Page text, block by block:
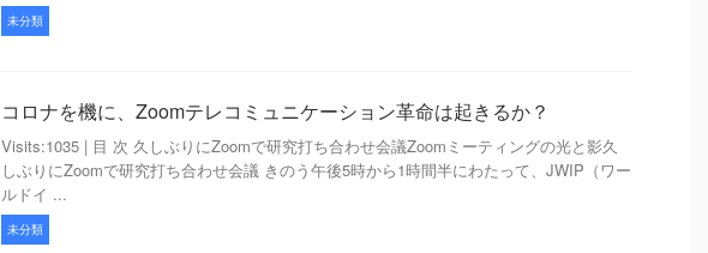
未分類
コロナを機に、Zoomテレコミュニケーション革命は起きるか？
Visits:1035 | 目 次 久しぶりにZoomで研究打ち合わせ会議Zoomミーティングの光と影久
しぶりにZoomで研究打ち合わせ会議 きのう午後5時から1時間半にわたって、JWIP（ワー
ルドイ ...
未分類